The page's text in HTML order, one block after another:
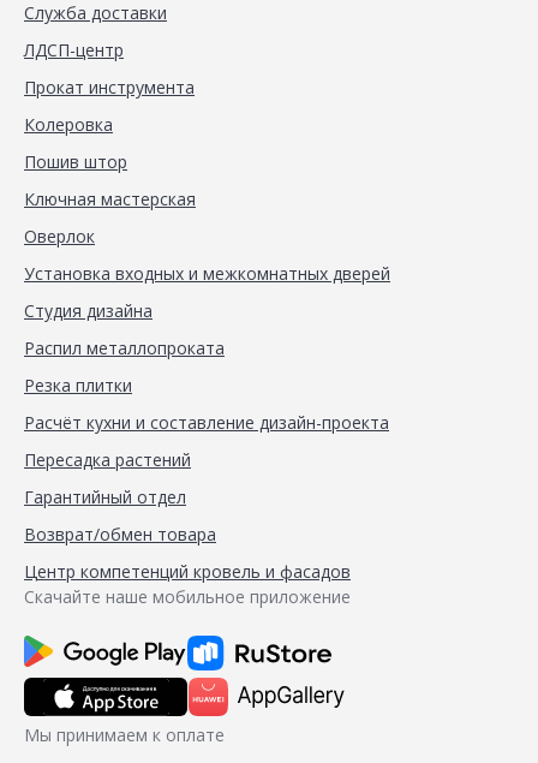
Служба доставки
ЛДСП-центр
Прокат инструмента
Колеровка
Пошив штор
Ключная мастерская
Оверлок
Установка входных и межкомнатных дверей
Студия дизайна
Распил металлопроката
Резка плитки
Расчёт кухни и составление дизайн-проекта
Пересадка растений
Гарантийный отдел
Возврат/обмен товара
Центр компетенций кровель и фасадов
Скачайте наше мобильное приложение
Мы принимаем к оплате